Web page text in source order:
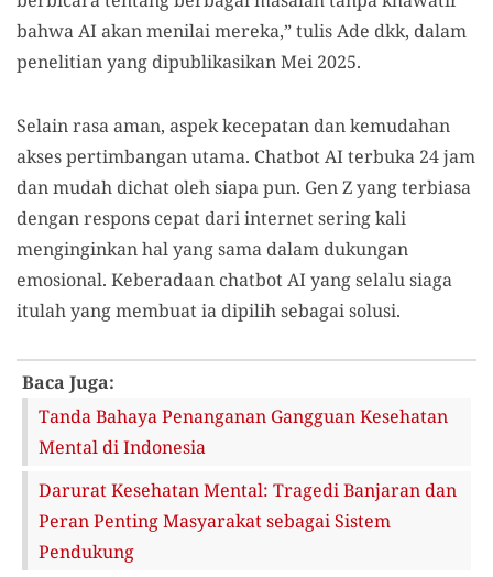
bahwa AI akan menilai mereka,” tulis Ade dkk, dalam
penelitian yang dipublikasikan Mei 2025.
Selain rasa aman, aspek kecepatan dan kemudahan
akses pertimbangan utama. Chatbot AI terbuka 24 jam
dan mudah dichat oleh siapa pun. Gen Z yang terbiasa
dengan respons cepat dari internet sering kali
menginginkan hal yang sama dalam dukungan
emosional. Keberadaan chatbot AI yang selalu siaga
itulah yang membuat ia dipilih sebagai solusi.
Baca Juga:
Tanda Bahaya Penanganan Gangguan Kesehatan
Mental di Indonesia
Darurat Kesehatan Mental: Tragedi Banjaran dan
Peran Penting Masyarakat sebagai Sistem
Pendukung